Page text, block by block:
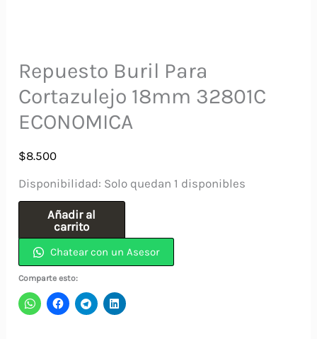
Repuesto Buril Para
Cortazulejo 18mm 32801C
ECONOMICA
$8.500
Disponibilidad: Solo quedan 1 disponibles
Repuesto
Para
Cortazulejo
18mm
Añadir al
carrito
Chatear con un Asesor
Comparte esto: